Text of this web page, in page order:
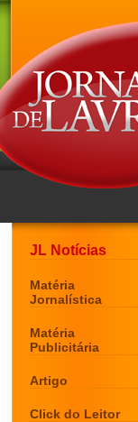
JL Notícias
Matéria
Jornalística
Matéria
Publicitária
Artigo
Click do Leitor